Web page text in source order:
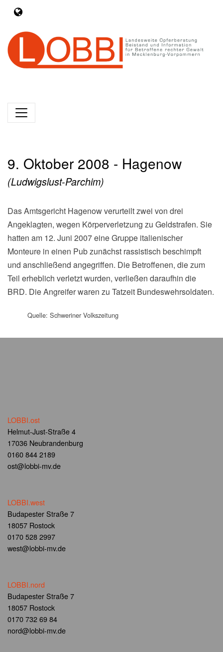
9. Oktober 2008 - Hagenow
(Ludwigslust-Parchim)
Das Amtsgericht Hagenow verurteilt zwei von drei
Angeklagten, wegen Körperverletzung zu Geldstrafen. Sie
hatten am 12. Juni 2007 eine Gruppe italienischer
Monteure in einen Pub zunächst rassistisch beschimpft
und anschließend angegriffen. Die Betroffenen, die zum
Teil erheblich verletzt wurden, verließen daraufhin die
BRD. Die Angreifer waren zu Tatzeit Bundeswehrsoldaten.
Quelle: Schweriner Volkszeitung
LOBBI.ost
Helmut-Just-Straße 4
17036 Neubrandenburg
0160 844 2189
ost@lobbi-mv.de
LOBBI.west
Budapester Straße 7
18057 Rostock
0170 528 2997
west@lobbi-mv.de
LOBBI.nord
Budapester Straße 7
18057 Rostock
0170 732 69 84
nord@lobbi-mv.de